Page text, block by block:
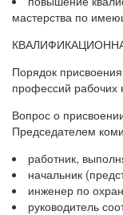
мастерства по
Порядок
профессий
Вопрос о
Председателем
работник,
начальник
инженер по
руководитель